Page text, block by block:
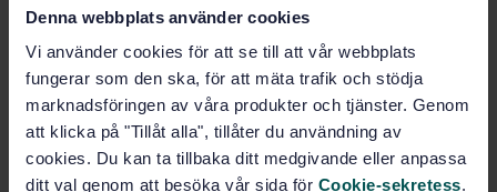
Denna webbplats använder cookies
Vi använder cookies för att se till att vår webbplats
fungerar som den ska, för att mäta trafik och stödja
marknadsföringen av våra produkter och tjänster. Genom
att klicka på "Tillåt alla", tillåter du användning av
cookies. Du kan ta tillbaka ditt medgivande eller anpassa
ditt val genom att besöka vår sida för Cookie-sekretess.
Pris:943 SEK
PDF
Lägg i varukorgen